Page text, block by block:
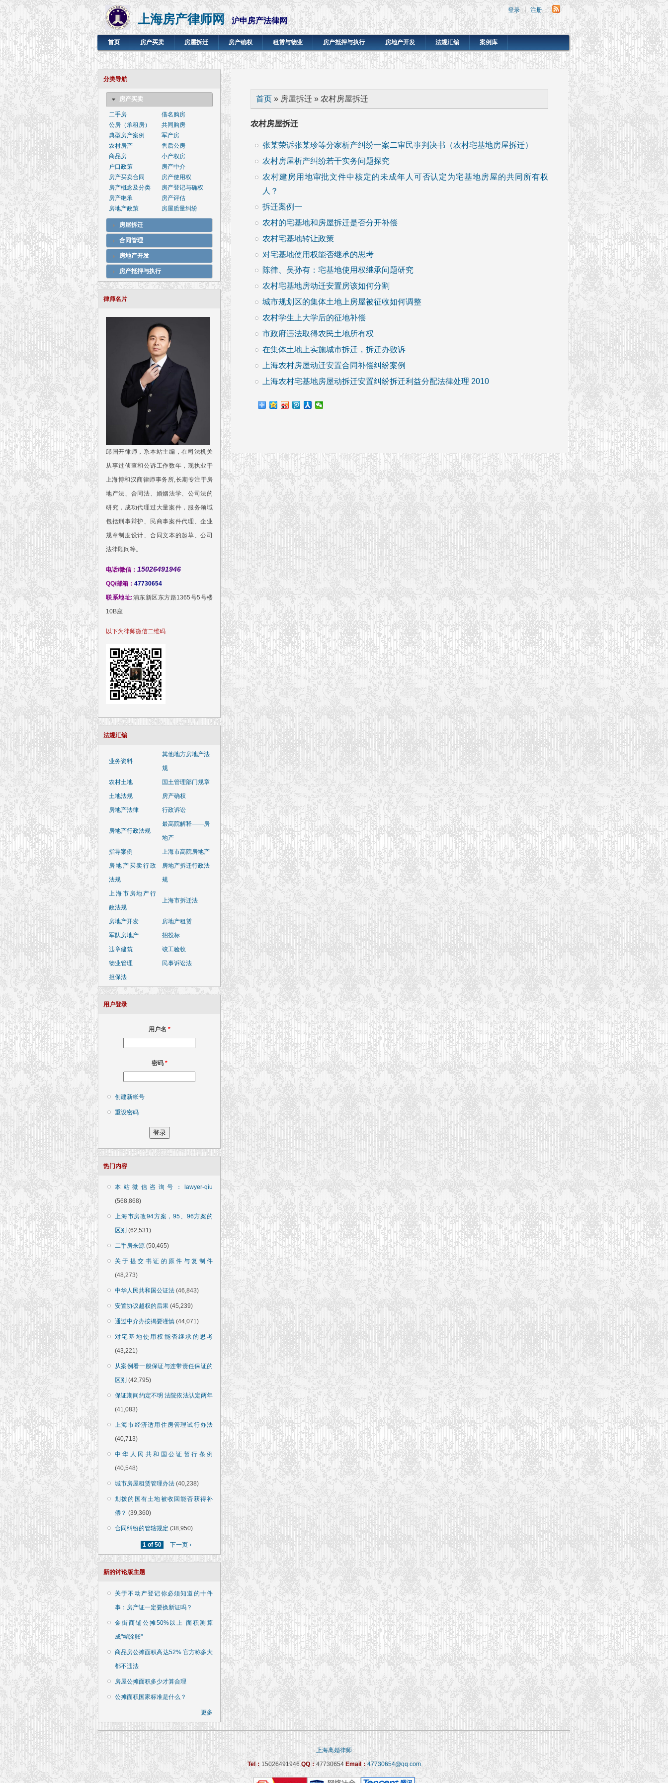
上海房产律师网 沪申房产法律网
登录 注册
首页 房产买卖 房屋拆迁 房产确权 租赁与物业 房产抵押与执行 房地产开发 法规汇编 案例库
分类导航
房产买卖
二手房
借名购房
公房（承租房）
共同购房
典型房产案例
军产房
农村房产
售后公房
商品房
小产权房
户口政策
房产中介
房产买卖合同
房产使用权
房产概念及分类
房产登记与确权
房产继承
房产评估
房地产政策
房屋质量纠纷
房屋拆迁
合同管理
房地产开发
房产抵押与执行
律师名片
邱国开律师，系本站主编，在司法机关
从事过侦查和公诉工作数年，现执业于
上海博和汉商律师事务所,长期专注于房
地产法、合同法、婚姻法学、公司法的
研究，成功代理过大量案件，服务领域
包括刑事辩护、民商事案件代理、企业
规章制度设计、合同文本的起草、公司
法律顾问等。
电话/微信： 15026491946
QQ/邮箱： 47730654
联系地址:浦东新区东方路1365号5号楼
10B座
以下为律师微信二维码
法规汇编
业务资料
其他地方房地产法
规
农村土地
国土管理部门规章
土地法规
房产确权
房地产法律
行政诉讼
房地产行政法规
最高院解释——房
地产
指导案例
上海市高院房地产
房地产买卖行政
法规
房地产拆迁行政法
规
上海市房地产行
政法规
上海市拆迁法
房地产开发
房地产租赁
军队房地产
招投标
违章建筑
竣工验收
物业管理
民事诉讼法
担保法
用户登录
用户名 *
密码 *
创建新帐号
重设密码
热门内容
本站微信咨询号：lawyer-qiu
(568,868)
上海市房改94方案，95、96方案的
区别 (62,531)
二手房来源 (50,465)
关于提交书证的原件与复制件
(48,273)
中华人民共和国公证法 (46,843)
安置协议越权的后果 (45,239)
通过中介办按揭要谨慎 (44,071)
对宅基地使用权能否继承的思考
(43,221)
从案例看一般保证与连带责任保证的
区别 (42,795)
保证期间约定不明 法院依法认定两年
(41,083)
上海市经济适用住房管理试行办法
(40,713)
中华人民共和国公证暂行条例
(40,548)
城市房屋租赁管理办法 (40,238)
划拨的国有土地被收回能否获得补
偿？ (39,360)
合同纠纷的管辖规定 (38,950)
1 of 50 下一页 ›
新的讨论版主题
关于不动产登记你必须知道的十件
事：房产证一定要换新证吗？
金街商铺公摊50%以上 面积测算
成"糊涂账"
商品房公摊面积高达52% 官方称多大
都不违法
房屋公摊面积多少才算合理
公摊面积国家标准是什么？
更多
你在这里
首页 » 房屋拆迁 » 农村房屋拆迁
农村房屋拆迁
张某荣诉张某珍等分家析产纠纷一案二审民事判决书（农村宅基地房屋拆迁）
农村房屋析产纠纷若干实务问题探究
农村建房用地审批文件中核定的未成年人可否认定为宅基地房屋的共同所有权
人？
拆迁案例一
农村的宅基地和房屋拆迁是否分开补偿
农村宅基地转让政策
对宅基地使用权能否继承的思考
陈律、吴孙有：宅基地使用权继承问题研究
农村宅基地房动迁安置房该如何分割
城市规划区的集体土地上房屋被征收如何调整
农村学生上大学后的征地补偿
市政府违法取得农民土地所有权
在集体土地上实施城市拆迁，拆迁办败诉
上海农村房屋动迁安置合同补偿纠纷案例
上海农村宅基地房屋动拆迁安置纠纷拆迁利益分配法律处理 2010
上海离婚律师
Tel：15026491946QQ：47730654Email：47730654@qq.com